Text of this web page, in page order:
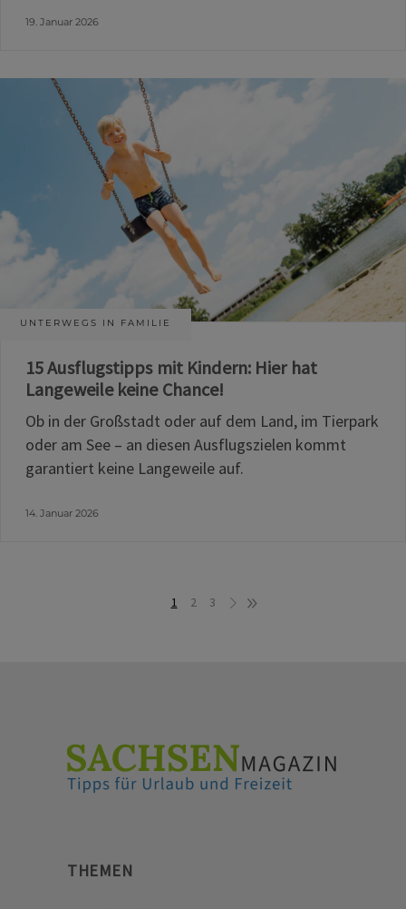
19. Januar 2026
UNTERWEGS IN FAMILIE
15 Ausflugstipps mit Kindern: Hier hat
Langeweile keine Chance!
Ob in der Großstadt oder auf dem Land, im Tierpark
oder am See – an diesen Ausflugszielen kommt
garantiert keine Langeweile auf.
14. Januar 2026
1 2 3
THEMEN